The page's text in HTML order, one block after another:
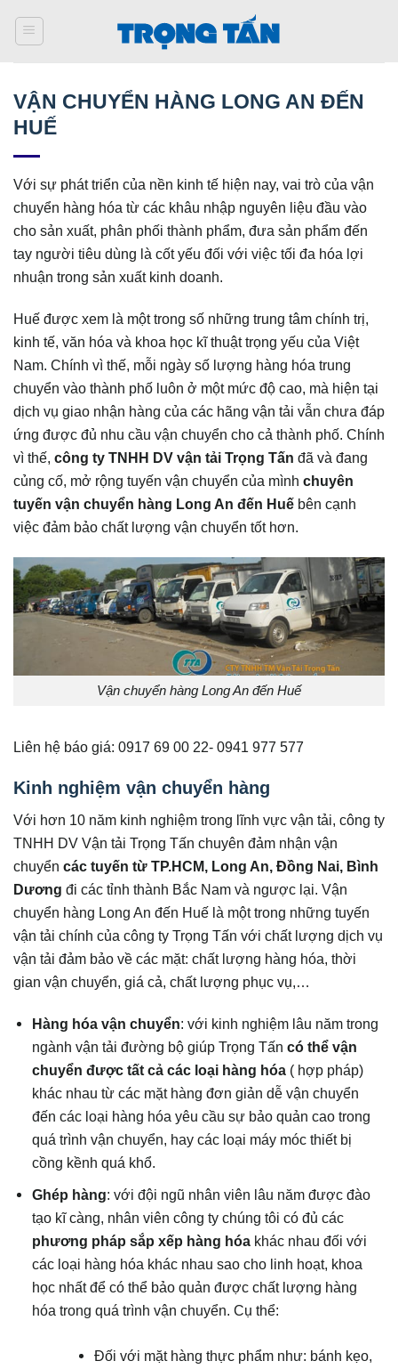
qua
VẬN CHUYỂN HÀNG LONG AN ĐẾN
HUẾ
Với sự phát triển của nền kinh tế hiện nay, vai trò của vận
chuyển hàng hóa từ các khâu nhập nguyên liệu đầu vào
cho sản xuất, phân phối thành phẩm, đưa sản phẩm đến
tay người tiêu dùng là cốt yếu đối với việc tối đa hóa lợi
nhuận trong sản xuất kinh doanh.
Huế được xem là một trong số những trung tâm chính trị,
kinh tế, văn hóa và khoa học kĩ thuật trọng yếu của Việt
Nam. Chính vì thế, mỗi ngày số lượng hàng hóa trung
chuyển vào thành phố luôn ở một mức độ cao, mà hiện tại
dịch vụ giao nhận hàng của các hãng vận tải vẫn chưa đáp
ứng được đủ nhu cầu vận chuyển cho cả thành phố. Chính
vì thế, công ty TNHH DV vận tải Trọng Tấn đã và đang
củng cố, mở rộng tuyến vận chuyển của mình chuyên
tuyến vận chuyển hàng Long An đến Huế bên cạnh
việc đảm bảo chất lượng vận chuyển tốt hơn.
Vận chuyển hàng Long An đến Huế
Liên hệ báo giá: 0917 69 00 22- 0941 977 577
Kinh nghiệm vận chuyển hàng
Với hơn 10 năm kinh nghiệm trong lĩnh vực vận tải, công ty
TNHH DV Vận tải Trọng Tấn chuyên đảm nhận vận
chuyển các tuyến từ TP.HCM, Long An, Đồng Nai, Bình
Dương đi các tỉnh thành Bắc Nam và ngược lại. Vận
chuyển hàng Long An đến Huế là một trong những tuyến
vận tải chính của công ty Trọng Tấn với chất lượng dịch vụ
vận tải đảm bảo về các mặt: chất lượng hàng hóa, thời
gian vận chuyển, giá cả, chất lượng phục vụ,…
Hàng hóa vận chuyển: với kinh nghiệm lâu năm trong
ngành vận tải đường bộ giúp Trọng Tấncó thể vận
chuyển được tất cả các loại hàng hóa ( hợp pháp)
khác nhau từ các mặt hàng đơn giản dễ vận chuyển
đến các loại hàng hóa yêu cầu sự bảo quản cao trong
quá trình vận chuyển, hay các loại máy móc thiết bị
cồng kềnh quá khổ.
Ghép hàng: với đội ngũ nhân viên lâu năm được đào
tạo kĩ càng, nhân viên công ty chúng tôi có đủ các
phương pháp sắp xếp hàng hóa khác nhau đối với
các loại hàng hóa khác nhau sao cho linh hoạt, khoa
học nhất để có thể bảo quản được chất lượng hàng
hóa trong quá trình vận chuyển. Cụ thể:
Đối với mặt hàng thực phẩm như: bánh kẹo,